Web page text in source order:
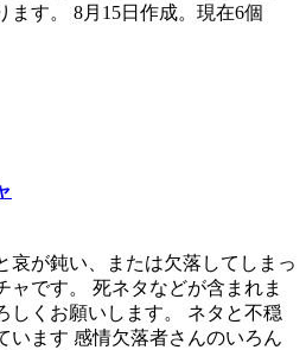
ます。 8月15日作成。現在6個
哀が鈍い、または欠落してしまっ
ャです。 死ネタなどが含まれま
しくお願いします。 ネタと不穏
います 感情欠落者さんのいろん